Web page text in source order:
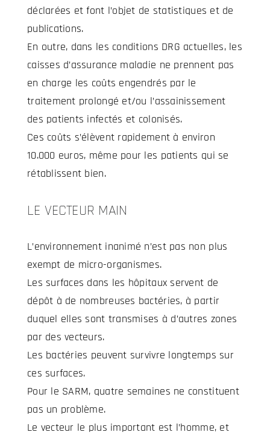
déclarées et font l’objet de statistiques et de
publications.
En outre, dans les conditions DRG actuelles, les
caisses d’assurance maladie ne prennent pas
en charge les coûts engendrés par le
traitement prolongé et/ou l’assainissement
des patients infectés et colonisés.
Ces coûts s’élèvent rapidement à environ
10.000 euros, même pour les patients qui se
rétablissent bien.
LE VECTEUR MAIN
L’environnement inanimé n’est pas non plus
exempt de micro-organismes.
Les surfaces dans les hôpitaux servent de
dépôt à de nombreuses bactéries, à partir
duquel elles sont transmises à d’autres zones
par des vecteurs.
Les bactéries peuvent survivre longtemps sur
ces surfaces.
Pour le SARM, quatre semaines ne constituent
pas un problème.
Le vecteur le plus important est l’homme, et